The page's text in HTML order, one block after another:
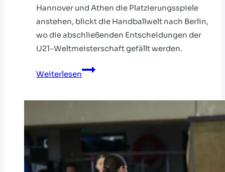
Hannover und Athen die Platzierungsspiele
anstehen, blickt die Handballwelt nach Berlin,
wo die abschließenden Entscheidungen der
U21-Weltmeisterschaft gefällt werden.
Weiterlesen
U21-
FÄLLT
IN
BERLIN